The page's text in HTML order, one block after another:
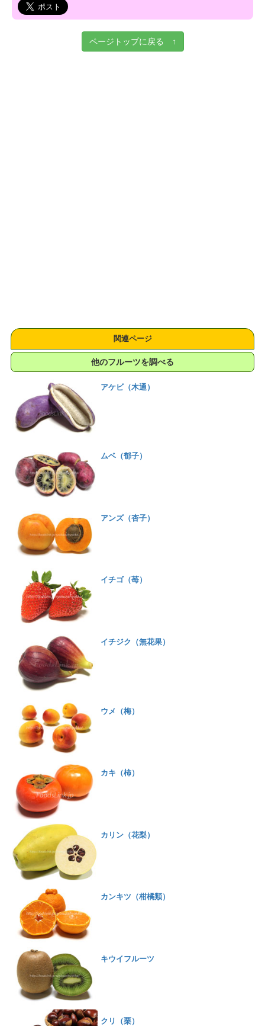
ページトップに戻る ↑
関連ページ
他のフルーツを調べる
アケビ（木通）
ムベ（郁子）
アンズ（杏子）
イチゴ（苺）
イチジク（無花果）
ウメ（梅）
カキ（柿）
カリン（花梨）
カンキツ（柑橘類）
キウイフルーツ
クリ（栗）